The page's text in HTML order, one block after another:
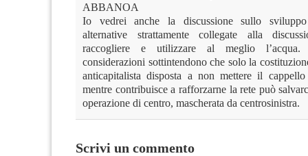
ABBANOA
Io vedrei anche la discussione sullo
alternative strattamente collegate alla
raccogliere e utilizzare al meglio l’acqua.
considerazioni sottintendono che solo la
anticapitalista disposta a non mettere il
mentre contribuisce a rafforzarne la rete può
operazione di centro, mascherata da centrosinistra.
Scrivi un commento